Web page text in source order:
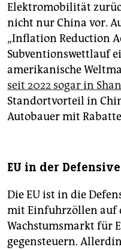
Elektromobilität
nicht nur China vor.
„Inflation Reduction
Subventionswettlauf
amerikanische
seit 2022 sogar in
Standortvorteil in
Autobauer mit
EU in der Defensive
Die EU ist in die
mit Einfuhrzöllen auf
Wachstumsmarkt für
gegensteuern.